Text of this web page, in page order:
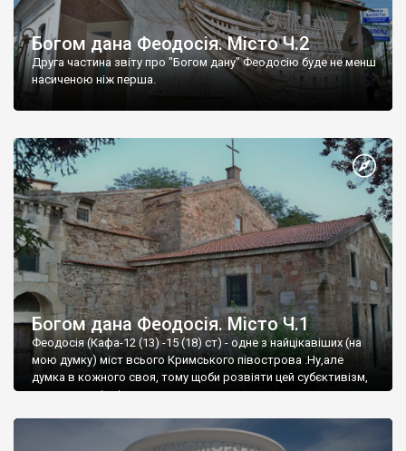
Богом дана Феодосія. Місто Ч.2
Друга частина звіту про "Богом дану" Феодосію буде не менш
насиченою ніж перша.
Богом дана Феодосія. Місто Ч.1
Феодосія (Кафа-12 (13) -15 (18) ст) - одне з найцікавіших (на
мою думку) міст всього Кримського півострова .Ну,але
думка в кожного своя, тому щоби розвіяти цей субєктивізм,
запрошую відвідати це